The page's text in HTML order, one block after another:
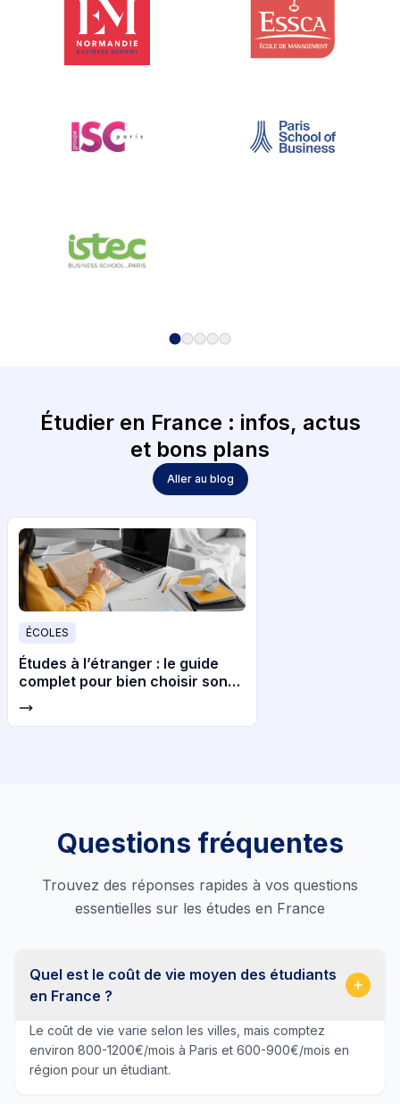
Étudier en France : infos, actus
et bons plans
Aller au blog
ÉCOLES
Études à l’étranger : le guide
complet pour bien choisir son
Questions fréquentes
Trouvez des réponses rapides à vos questions
essentielles sur les études en France
Quel est le coût de vie moyen des étudiants
en France ?
Le coût de vie varie selon les villes, mais comptez
environ 800-1200€/mois à Paris et 600-900€/mois en
région pour un étudiant.